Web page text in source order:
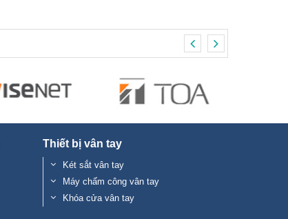
Thiết bị vân tay
Két sắt vân tay
Máy chấm công vân tay
Khóa cửa vân tay